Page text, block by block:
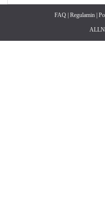
FAQ| Regulamin|